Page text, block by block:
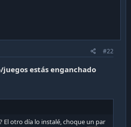
#22
juegos estás enganchado
El otro día lo instalé, choque un par